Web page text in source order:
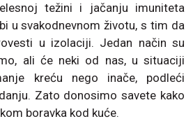
težini i jačanju imuniteta
u svakodnevnom životu, s tim da
u izolaciji. Jedan način su
ali će neki od nas, u situaciji
kreću nego inače, podleći
Zato donosimo savete kako
boravka kod kuće.